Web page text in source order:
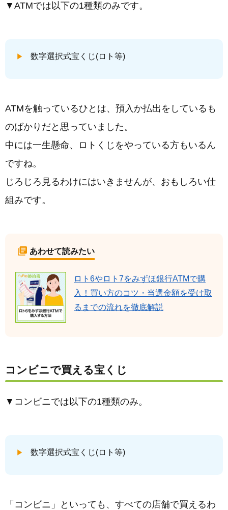
▼ATMでは以下の1種類のみです。
数字選択式宝くじ(ロト等)
ATMを触っているひとは、預入か払出をしているも
のばかりだと思っていました。
中には一生懸命、ロトくじをやっている方もいるん
ですね。
じろじろ見るわけにはいきませんが、おもしろい仕
組みです。
あわせて読みたい
ロト6やロト7をみずほ銀行ATMで購
入！買い方のコツ・当選金額を受け取
るまでの流れを徹底解説
コンビニで買える宝くじ
▼コンビニでは以下の1種類のみ。
数字選択式宝くじ(ロト等)
「コンビニ」といっても、すべての店舗で買えるわ